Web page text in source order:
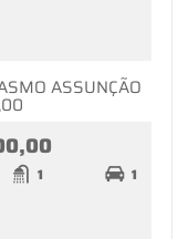
ASSUNÇÃO
1 1